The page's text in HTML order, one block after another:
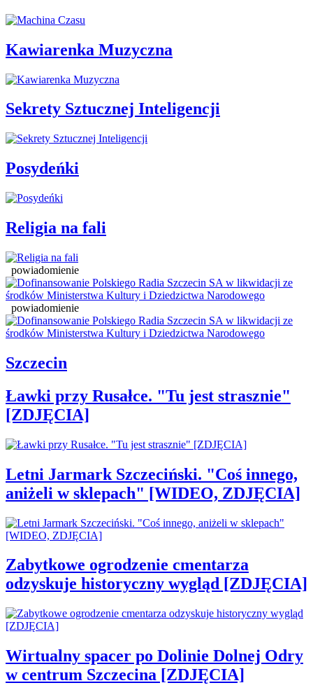
Kawiarenka Muzyczna
Sekrety Sztucznej Inteligencji
Posydeńki
Religia na fali
powiadomienie
powiadomienie
Szczecin
Ławki przy Rusałce. "Tu jest strasznie"
[ZDJĘCIA]
Letni Jarmark Szczeciński. "Coś innego,
aniżeli w sklepach" [WIDEO, ZDJĘCIA]
Zabytkowe ogrodzenie cmentarza
odzyskuje historyczny wygląd [ZDJĘCIA]
Wirtualny spacer po Dolinie Dolnej Odry
w centrum Szczecina [ZDJĘCIA]